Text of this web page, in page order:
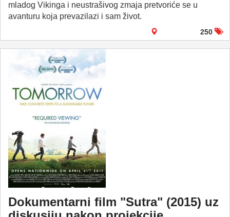
mladog Vikinga i neustrašivog zmaja pretvoriće se u
avanturu koja prevazilazi i sam život.
250
Dokumentarni film "Sutra" (2015) uz